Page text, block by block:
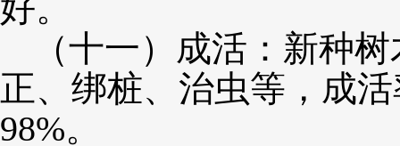
好。
（十一） 成活：新种
正、绑桩、治虫等，成
98%。